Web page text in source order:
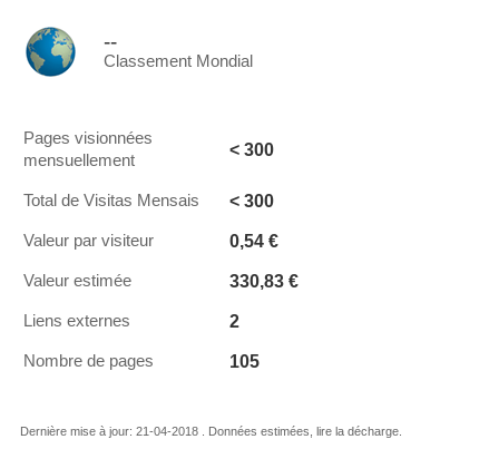
--
Classement Mondial
Pages visionnées
mensuellement
< 300
Total de Visitas Mensais < 300
Valeur par visiteur 0,54 €
Valeur estimée 330,83 €
Liens externes 2
Nombre de pages 105
Dernière mise à jour: 21-04-2018 . Données estimées, lire la décharge.